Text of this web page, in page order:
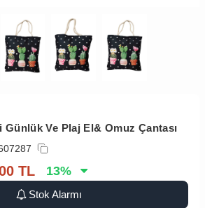
Ve Plaj El& Omuz Çantası
TL 13%
Stok Alarmı